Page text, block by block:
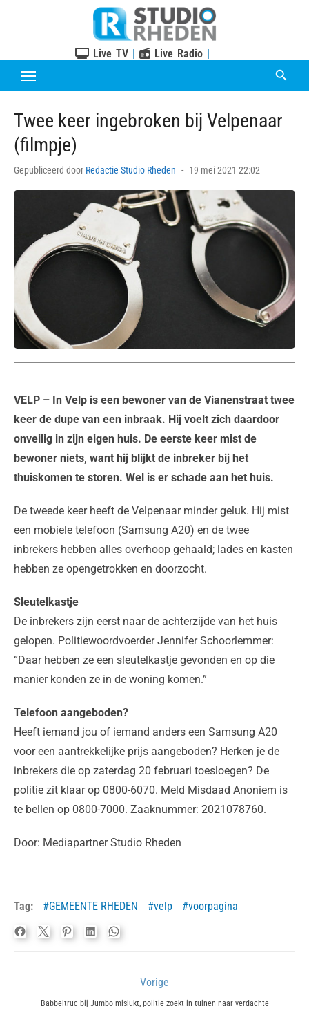
Live TV | Live Radio |
Twee keer ingebroken bij Velpenaar
(filmpje)
Gepubliceerd door Redactie Studio Rheden
Posted
19 mei 2021 22:02
VELP – In Velp is een bewoner van de Vianenstraat twee
keer de dupe van een inbraak. Hij voelt zich daardoor
onveilig in zijn eigen huis. De eerste keer mist de
bewoner niets, want hij blijkt de inbreker bij het
thuiskomen te storen. Wel is er schade aan het huis.
De tweede keer heeft de Velpenaar minder geluk. Hij mist
een mobiele telefoon (Samsung A20) en de twee
inbrekers hebben alles overhoop gehaald; lades en kasten
hebben ze opengetrokken en doorzocht.
Sleutelkastje
De inbrekers zijn eerst naar de achterzijde van het huis
gelopen. Politiewoordvoerder Jennifer Schoorlemmer:
“Daar hebben ze een sleutelkastje gevonden en op die
manier konden ze in de woning komen.”
Telefoon aangeboden?
Heeft iemand jou of iemand anders een Samsung A20
voor een aantrekkelijke prijs aangeboden? Herken je de
inbrekers die op zaterdag 20 februari toesloegen? De
politie zit klaar op 0800-6070. Meld Misdaad Anoniem is
te bellen op 0800-7000. Zaaknummer: 2021078760.
Door: Mediapartner Studio Rheden
Tag: GEMEENTE RHEDEN velp voorpagina
navigatie
Vorige
Previous
Babbeltruc bij Jumbo mislukt, politie zoekt in tuinen naar verdachte